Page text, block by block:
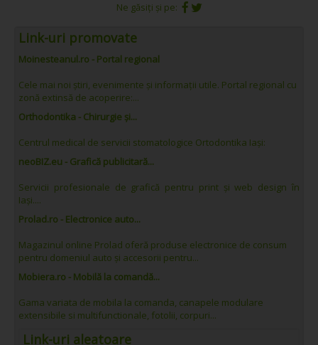
Ne găsiți și pe:
Link-uri promovate
Moinesteanul.ro - Portal regional
Cele mai noi știri, evenimente și informații utile. Portal regional cu
zonă extinsă de acoperire:...
Orthodontika - Chirurgie și...
Centrul medical de servicii stomatologice Ortodontika Iași:
neoBIZ.eu - Grafică publicitară...
Servicii profesionale de grafică pentru print și web design în
Iași....
Prolad.ro - Electronice auto...
Magazinul online Prolad oferă produse electronice de consum
pentru domeniul auto și accesorii pentru...
Mobiera.ro - Mobilă la comandă...
Gama variata de mobila la comanda, canapele modulare
extensibile si multifunctionale, fotolii, corpuri...
Link-uri aleatoare